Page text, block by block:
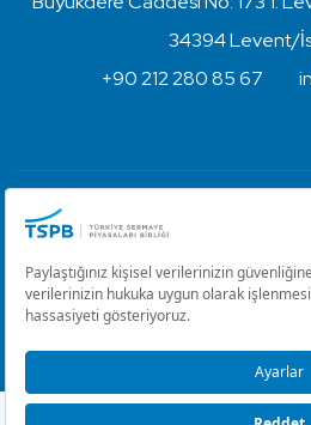
34394 Levent/
+90 212 280 85 67
Kullanım Koşulları
Çerez Ayarlarını